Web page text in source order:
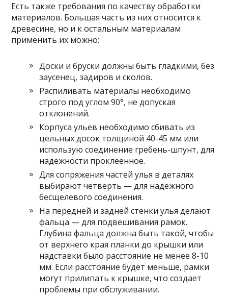
Есть также требования по качеству обработки
материалов. Большая часть из них относится к
древесине, но и к остальным материалам
применить их можно:
Доски и бруски должны быть гладкими, без
заусенец, задиров и сколов.
Распиливать материалы необходимо
строго под углом 90°, не допуская
отклонений.
Корпуса ульев необходимо сбивать из
цельных досок толщиной 40-45 мм или
использую соединение гребень-шпунт, для
надежности проклеенное.
Для сопряжения частей улья в деталях
выбирают четверть — для надежного
бесщелевого соединения.
На передней и задней стенки улья делают
фальца — для подвешивания рамок.
Глубина фальца должна быть такой, чтобы
от верхнего края планки до крышки или
надставки было расстояние не менее 8-10
мм. Если расстояние будет меньше, рамки
могут прилипать к крышке, что создает
проблемы при обслуживании.